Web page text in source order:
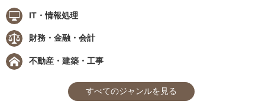
IT・情報処理
財務・金融・会計
不動産・建築・工事
すべてのジャンルを見る